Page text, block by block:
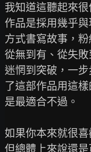
我知道這聽起來
作品是採用幾乎
方式書寫故事，
從無到有、從失
迷惘到突破，一
了這部作品用這樣
是最適合不過。
如果你本來就很
但總體上來說還